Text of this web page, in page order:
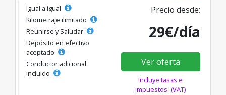
Igual a igual
Kilometraje ilimitado
Reunirse y Saludar
Depósito en efectivo
aceptado
Conductor adicional
incluido
Precio desde:
29€/día
Ver oferta
Incluye tasas e
impuestos. (VAT)